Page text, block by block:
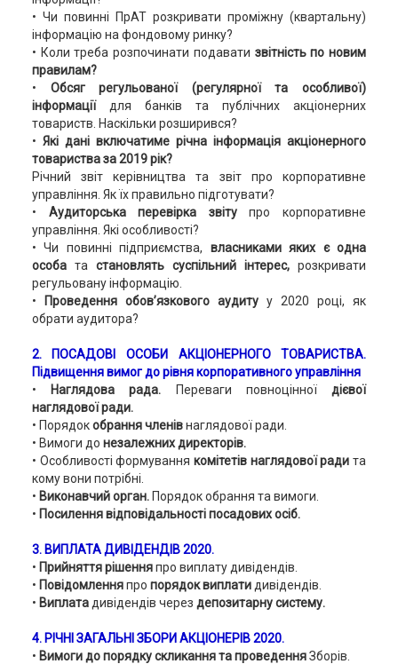
• Чи повинні ПрАТ розкривати проміжну (квартальну)
інформацію на фондовому ринку?
• Коли треба розпочинати подавати звітність по новим
правилам?
• Обсяг регульованої (регулярної та особливої)
інформаціїдля банків та публічних акціонерних
товариств. Наскільки розширився?
• Які дані включатиме річна інформація акціонерного
товариства за 2019 рік?
Річний звіт керівництва та звіт про корпоративне
управління. Як їх правильно підготувати?
• Аудиторська перевірка звітупро корпоративне
управління. Які особливості?
• Чи повинні підприємства, власниками яких є одна
особата становлять суспільний інтерес,розкривати
регульовану інформацію.
•
Проведення обов’язкового аудитуу 2020 році, як
обрати аудитора?
2. ПОСАДОВІ ОСОБИ АКЦІОНЕРНОГО ТОВАРИСТВА.
Підвищення вимог до рівня корпоративного управління
•
Наглядова рада. Переваги повноцінноїдієвої
наглядової ради.
• Порядокобрання членівнаглядової ради.
• Вимоги до незалежних директорів.
• Особливості формування комітетів наглядової ради та
кому вони потрібні.
• Виконавчий орган.Порядок обрання та вимоги.
• Посилення відповідальності посадових осіб.
3. ВИПЛАТА ДИВІДЕНДІВ 2020.
• Прийняття рішенняпро виплату дивідендів.
• Повідомленняпро порядок виплатидивідендів.
• Виплата дивідендів через депозитарну систему.
4. РІЧНІ ЗАГАЛЬНІ ЗБОРИ АКЦІОНЕРІВ 2020.
• Вимоги до порядку скликання та проведенняЗборів.